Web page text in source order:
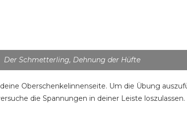
Der Schmetterling, Dehnung der Hüfte
Oberschenkelinnenseite. Um die Übung
die Spannungen in deiner Leiste loszulassen.